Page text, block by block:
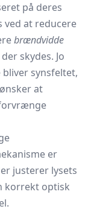
på deres
ved at reducere
brændvidde
skydes. Jo
synsfeltet,
at
er
justerer lysets
korrekt optisk